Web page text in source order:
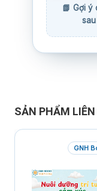
SẢN PHẨM
GNH